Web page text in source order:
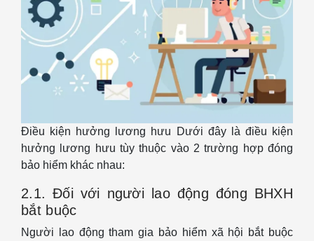
Điều kiện hưởng lương hưu Dưới đây là điều kiện
hưởng lương hưu tùy thuộc vào 2 trường hợp đóng
bảo hiểm khác nhau:
2.1. Đối với người lao động đóng BHXH
bắt buộc
Người lao động tham gia bảo hiểm xã hội bắt buộc